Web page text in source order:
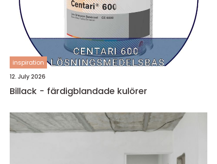
inspiration
12. July 2026
Billack - färdigblandade kulörer